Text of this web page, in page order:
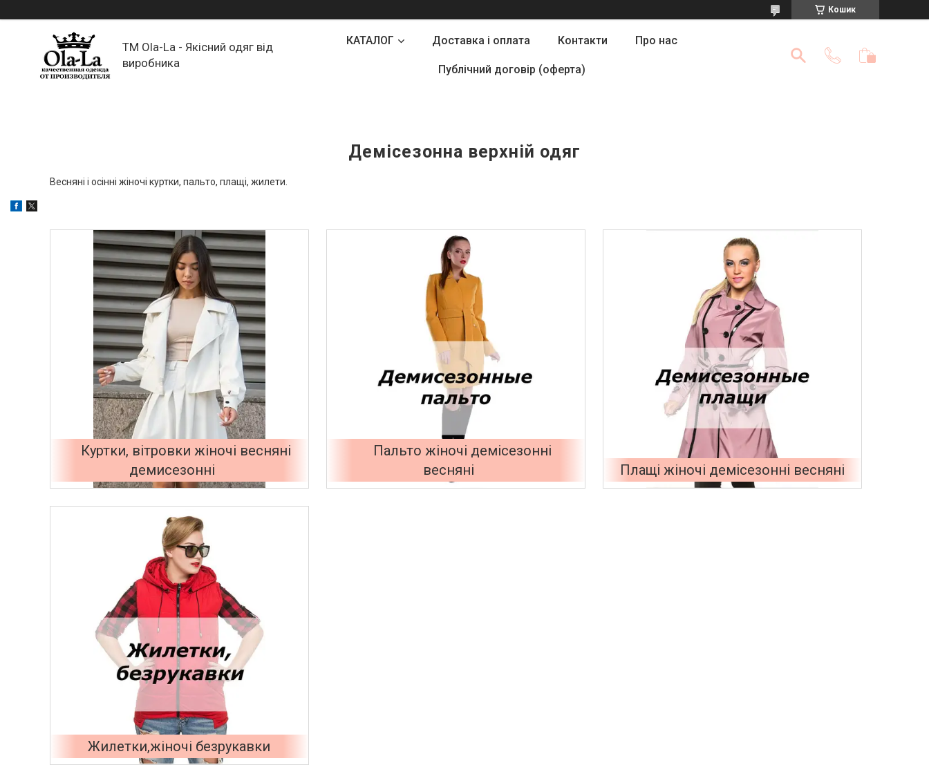
Кошик
TM Ola-La - Якісний одяг від
виробника
КАТАЛОГ Доставка і оплата Контакти Про нас
Публічний договір (оферта)
Демісезонна верхній одяг
Весняні і осінні жіночі куртки, пальто, плащі, жилети.
Куртки, вітровки жіночі весняні
демисезонні
Пальто жіночі демісезонні
весняні
Плащі жіночі демісезонні весняні
Жилетки,жіночі безрукавки